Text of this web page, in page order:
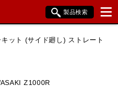
製品検索
SUZUKI
ット (サイド廻し) ストレート
Z1000R